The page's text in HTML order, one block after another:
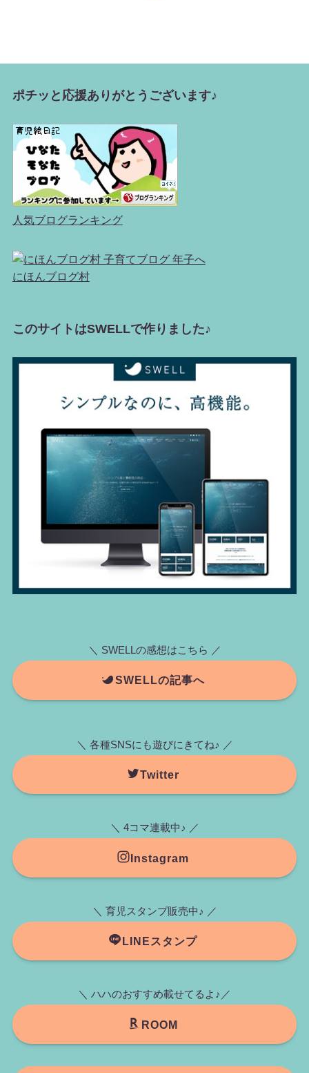
ポチッと応援ありがとうございます♪
人気ブログランキング
にほんブログ村
このサイトはSWELLで作りました♪
＼ SWELLの感想はこちら ／
SWELLの記事へ
＼ 各種SNSにも遊びにきてね♪ ／
Twitter
＼ 4コマ連載中♪ ／
Instagram
＼ 育児スタンプ販売中♪ ／
LINEスタンプ
＼ ハハのおすすめ載せてるよ♪／
ROOM